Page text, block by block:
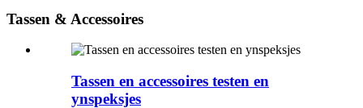
Tassen & Accessoires
Tassen en accessoires testen en
ynspeksjes